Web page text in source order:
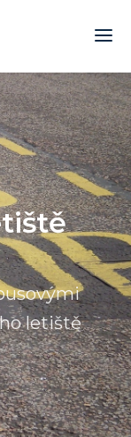
letiště